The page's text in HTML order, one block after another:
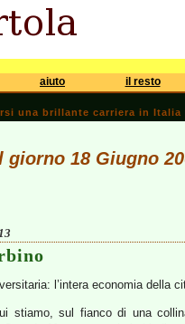
aiuto il resto
una brillante carriera in Italia
18 Giugno
l’intera economia della
stiamo, sul fianco di una